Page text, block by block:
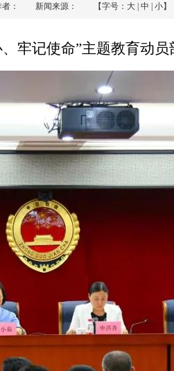
者： 新闻来源： 【字号： 大 中 小】
记使命”主题教育动员